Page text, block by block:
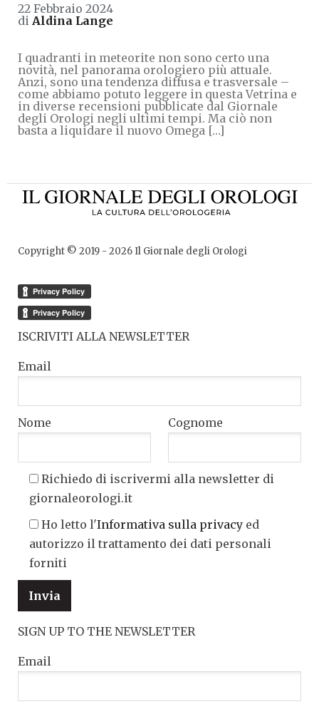
22 Febbraio 2024
di Aldina Lange
I quadranti in meteorite non sono certo una
novità, nel panorama orologiero più attuale.
Anzi, sono una tendenza diffusa e trasversale –
come abbiamo potuto leggere in questa Vetrina e
in diverse recensioni pubblicate dal Giornale
degli Orologi negli ultimi tempi. Ma ciò non
basta a liquidare il nuovo Omega […]
Copyright © 2019 - 2026Il Giornale degli Orologi
ISCRIVITI ALLA NEWSLETTER
Email
Nome Cognome
Richiedo di iscrivermi alla newsletter di
giornaleorologi.it
Ho letto l'Informativa sulla privacy ed
autorizzo il trattamento dei dati personali
forniti
SIGN UP TO THE NEWSLETTER
Email